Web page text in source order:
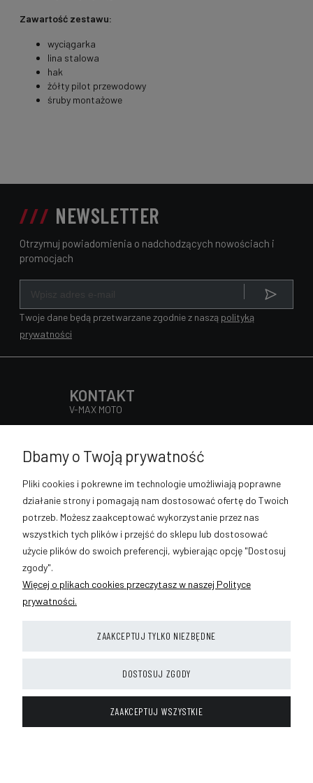
Zawartość zestawu:
wyciągarka
lina stalowa
hak
żółty pilot przewodowy
śruby montażowe
NEWSLETTER
Otrzymuj powiadomienia o nadchodzących nowościach i
promocjach
Twoje dane będą przetwarzane zgodnie z naszą polityką
prywatności
KONTAKT
V-MAX MOTO
Pn - Pt 9:00 - 17:00
Sob 9:00 - 13:00
889-633-896
sklep@vmaxmoto.pl
POMOC
MOJE KONTO
PŁATNOŚCI I DOSTAWA
O NAS
Dbamy o Twoją prywatność
Pliki cookies i pokrewne im technologie umożliwiają poprawne
działanie strony i pomagają nam dostosować ofertę do Twoich
potrzeb. Możesz zaakceptować wykorzystanie przez nas
wszystkich tych plików i przejść do sklepu lub dostosować
użycie plików do swoich preferencji, wybierając opcję "Dostosuj
zgody".
Więcej o plikach cookies przeczytasz w naszej Polityce
prywatności.
ZAAKCEPTUJ TYLKO NIEZBĘDNE
DOSTOSUJ ZGODY
ZAAKCEPTUJ WSZYSTKIE